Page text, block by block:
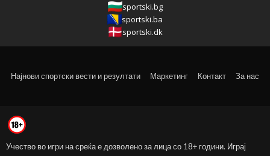
sportski.bg
sportski.ba
sportski.dk
Најнови спортски вести и резултати Маркетинг Контакт За нас
Учество во игри на среќа е дозволено за лица со 18+ години. Играј